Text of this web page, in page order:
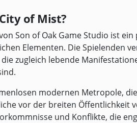
of Mist?
Son of Oak Game Studio ist
Elementen. Die Spielenden
die zugleich lebende
modernen Metropole,
vor der breiten Öffentlichkeit
und Konflikte, die